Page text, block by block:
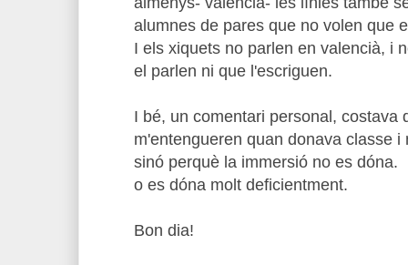
alumnes de pares que no volen que
I els xiquets no parlen en valencià, i
el parlen ni que l'escriguen.
I bé, un comentari personal, costava
m'entengueren quan donava classe
sinó perquè la immersió no es dóna.
o es dóna molt deficientment.
Bon dia!